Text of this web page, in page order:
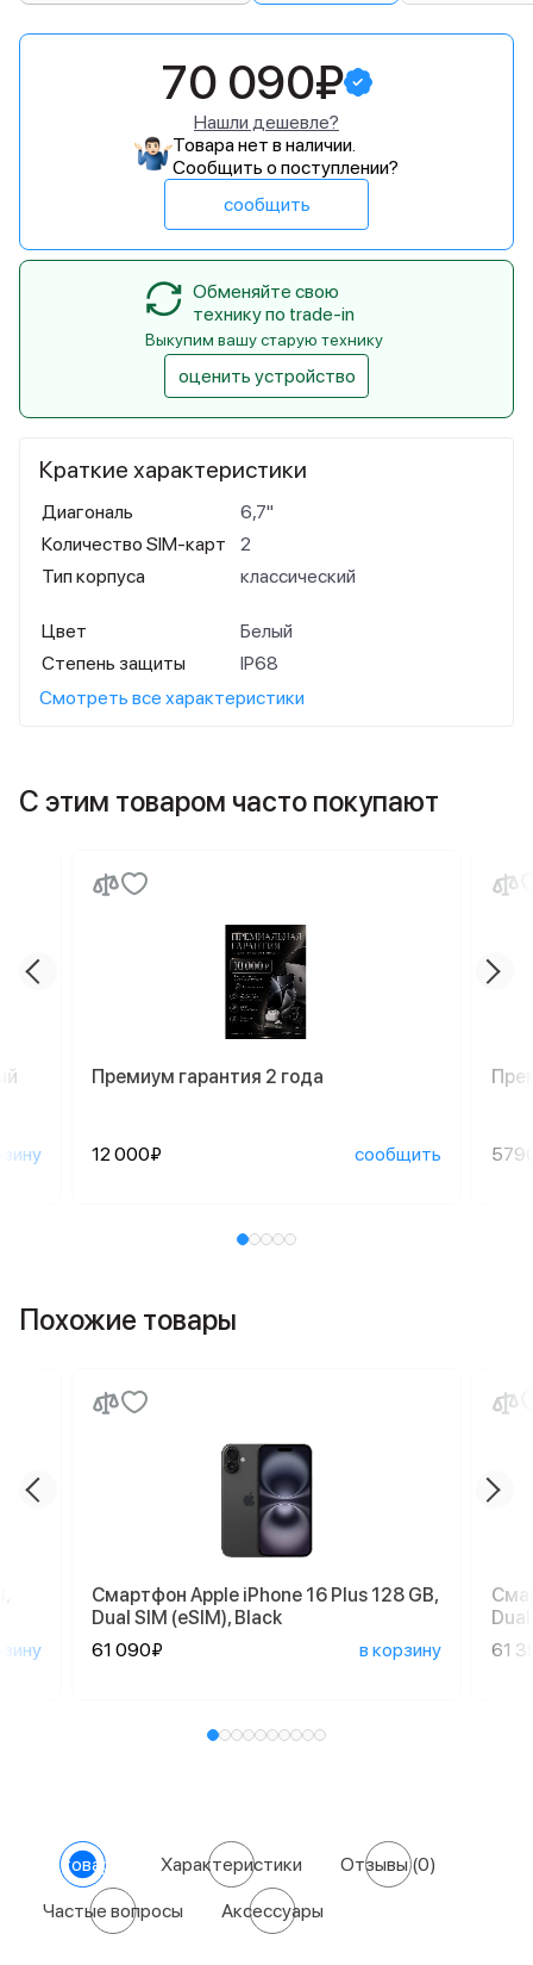
Краткие характеристики
Диагональ
6,7"
Количество SIM-карт
2
Тип корпуса
классический
Цвет
Белый
Степень защиты
IP68
Смотреть все характеристики
70 090₽
Нашли дешевле?
Товара нет в наличии.
Сообщить о поступлении?
сообщить
Обменяйте свою
технику по trade-in
Выкупим вашу старую технику
оценить устройство
С этим товаром часто покупают
Премиум гарантия 2 года
12 000₽ сообщить
Похожие товары
Смартфон Apple iPhone 16 Plus 128 GB,
Dual SIM (eSIM), Black
61 090₽
в корзину
61
О товаре Характеристики Отзывы(0)
Частые вопросы Аксессуары